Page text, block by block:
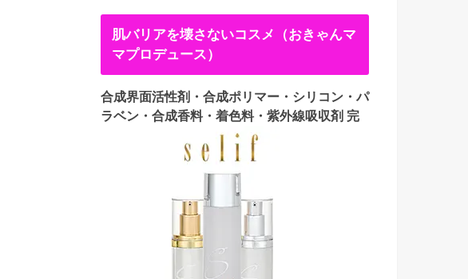
肌バリアを壊さないコスメ（おきゃんマ
マプロデュース）
合成界面活性剤・合成ポリマー・シリコン・パ
ラベン・合成香料・着色料・紫外線吸収剤 完